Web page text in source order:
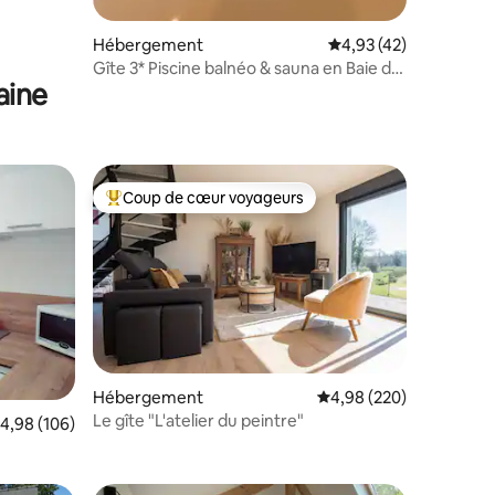
Hébergement Évaluation moyenne
4,93 (42)
Gîte 3* Piscine balnéo & sauna en Baie de
: 4,96 sur 5
moyenne sur la base de 106 commentaires : 4,98 sur 5
4,98 (106)
Coups de cœur voyageurs les plus appréciés
Coup de cœur voyageurs
Hébergement Évaluation moyenne
4,98 (220)
Le gîte "L'atelier du peintre"